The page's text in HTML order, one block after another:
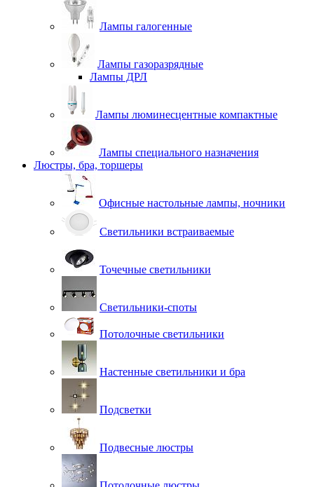
Лампы галогенные
Лампы газоразрядные
Лампы ДРЛ
Лампы люминесцентные компактные
Лампы специального назначения
Люстры, бра, торшеры
Офисные настольные лампы, ночники
Светильники встраиваемые
Точечные светильники
Светильники-споты
Потолочные светильники
Настенные светильники и бра
Подсветки
Подвесные люстры